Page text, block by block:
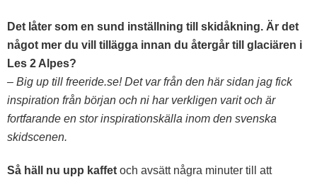
Det låter som en sund inställning till skidåkning. Är det
något mer du vill tillägga innan du återgår till glaciären i
Les 2 Alpes?
– Big up till freeride.se! Det var från den här sidan jag fick
inspiration från början och ni har verkligen varit och är
fortfarande en stor inspirationskälla inom den svenska
skidscenen.
Så häll nu upp kaffet och avsätt några minuter till att